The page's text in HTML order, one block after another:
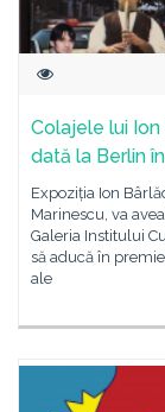
Colajele lui
dată la Berlin
Expoziția Ion
Marinescu, va
Galeria Institului
să aducă în
ale